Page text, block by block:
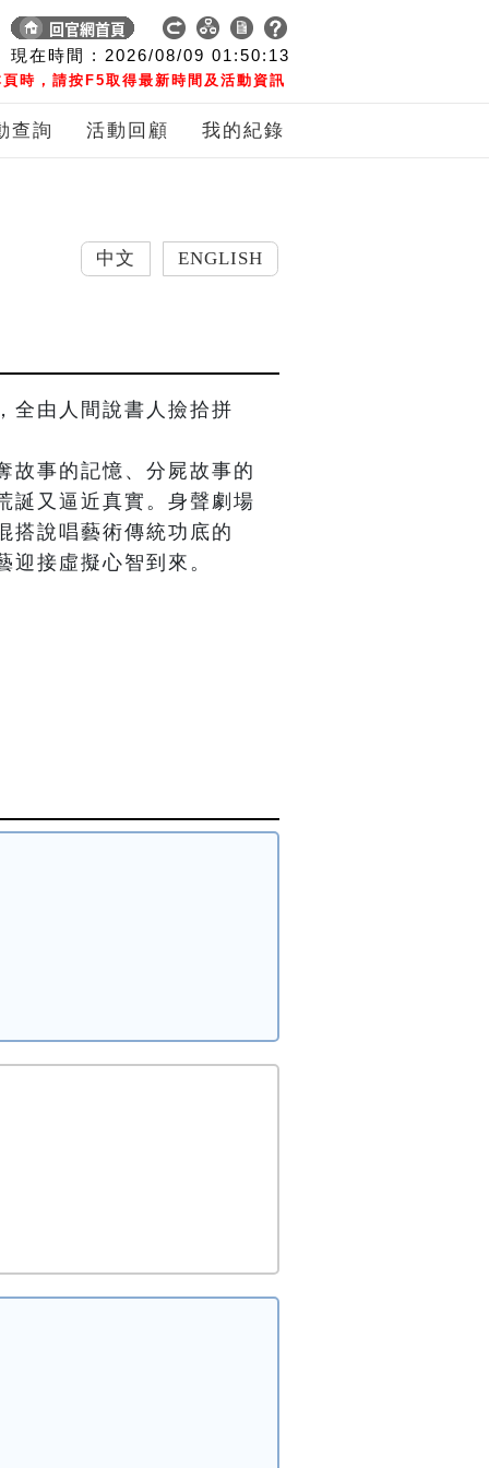
現在時間 : 2026/08/09 01:50:14
時，請按F5取得最新時間及活動資訊
查詢 活動回顧 我的紀錄
ENGLISH
全由人間說書人撿拾拼
故事的記憶、分屍故事的
誕又逼近真實。身聲劇場
搭說唱藝術傳統功底的